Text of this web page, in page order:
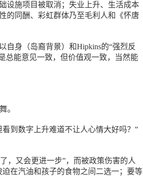
设施项目被取消；失业上升、生活成本
的同酬、彩虹群体乃至毛利人和《怀唐
自身（岛裔背景）和Hipkins的“强烈反
总能意见一致，但价值观一致，当然能
。
到数字上升难道不让人心情大好吗？”
，又会更进一步”，而被政策伤害的人
在汽油和孩子的食物之间二选一；要等